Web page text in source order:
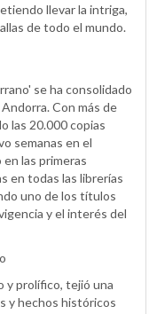
llevar la intriga,
de todo el mundo.
se ha consolidado
Con más de
las 20.000 copias
semanas en el
las primeras
en todas las librerías
uno de los títulos
y el interés del
y prolífico, tejió una
y hechos históricos